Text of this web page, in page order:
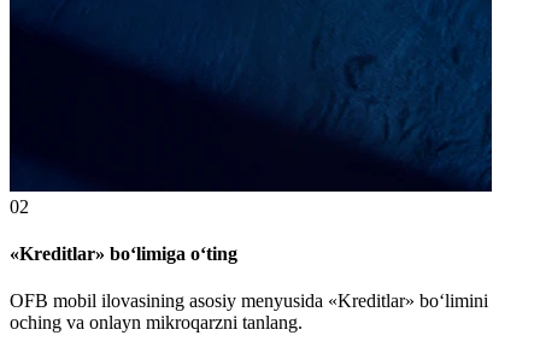
02
«Kreditlar» bo‘limiga o‘ting
OFB mobil ilovasining asosiy menyusida «Kreditlar» bo‘limini
oching va onlayn mikroqarzni tanlang.